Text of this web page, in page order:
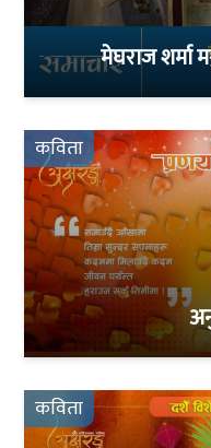
मेघराज शर्मा
कविता
कविता